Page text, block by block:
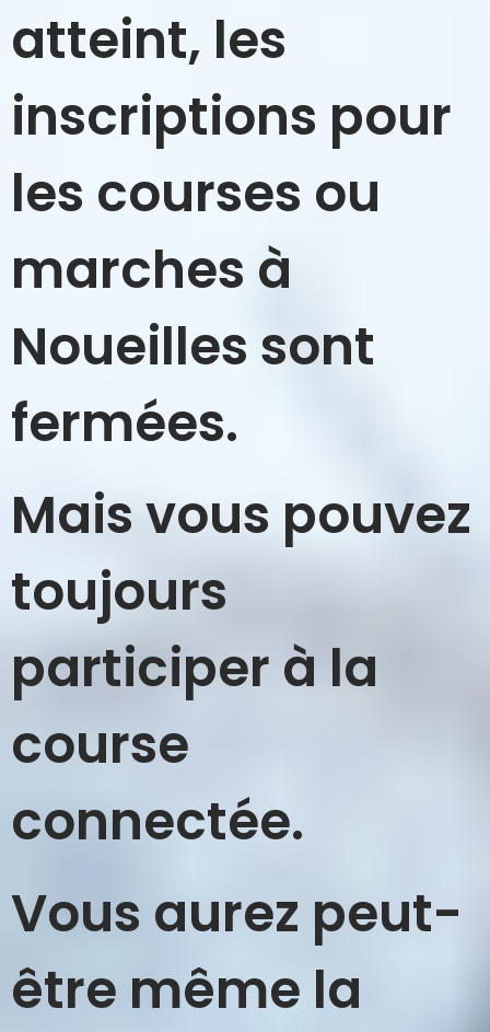
atteint, les
inscriptions pour
les courses ou
marches à
Noueilles sont
fermées.
Mais vous pouvez
toujours
participer à la
course
connectée.
Vous aurez peut-
être même la